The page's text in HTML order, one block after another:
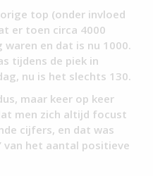
top (onder invloed
er toen circa 4000
en dat is nu 1000.
tijdens de piek in
nu is het slechts 130.
maar keer op keer
men zich altijd focust
cijfers, en dat was
van het aantal positieve